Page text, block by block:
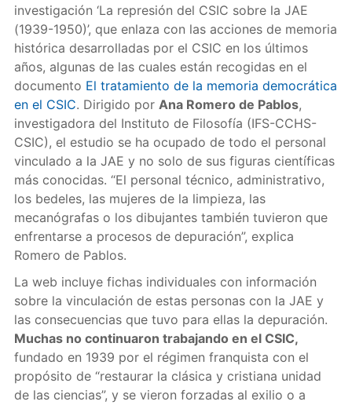
investigación ‘La represión del CSIC sobre la JAE
(1939-1950)’, que enlaza con las acciones de memoria
histórica desarrolladas por el CSIC en los últimos
años, algunas de las cuales están recogidas en el
documento El tratamiento de la memoria democrática
en el CSIC. Dirigido por Ana Romero de Pablos,
investigadora del Instituto de Filosofía (IFS-CCHS-
CSIC), el estudio se ha ocupado de todo el personal
vinculado a la JAE y no solo de sus figuras científicas
más conocidas. “El personal técnico, administrativo,
los bedeles, las mujeres de la limpieza, las
mecanógrafas o los dibujantes también tuvieron que
enfrentarse a procesos de depuración”, explica
Romero de Pablos.
La web incluye fichas individuales con información
sobre la vinculación de estas personas con la JAE y
las consecuencias que tuvo para ellas la depuración.
Muchas no continuaron trabajando en el CSIC,
fundado en 1939 por el régimen franquista con el
propósito de “restaurar la clásica y cristiana unidad
de las ciencias”, y se vieron forzadas al exilio o a